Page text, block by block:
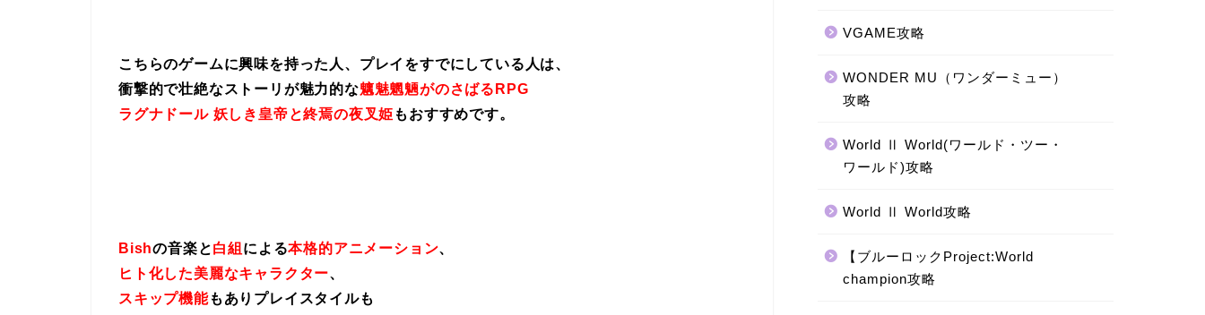
こちらのゲームに興味を持った人、プレイをすでにしている人は、
衝撃的で壮絶なストーリが魅力的な魑魅魍魎がのさばるRPG
ラグナドール 妖しき皇帝と終焉の夜叉姫 もおすすめです。
Bishの音楽と白組 による本格的アニメーション、
ヒト化した美麗なキャラクター、
スキップ機能もありプレイスタイルも
VGAME攻略
WONDER MU（ワンダーミュー）
攻略
World Ⅱ World(ワールド・ツー・
ワールド)攻略
World Ⅱ World攻略
【ブルーロックProject:World
champion攻略